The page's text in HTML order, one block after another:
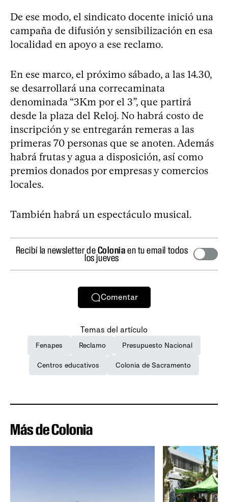
De ese modo, el sindicato docente inició una
campaña de difusión y sensibilización en esa
localidad en apoyo a ese reclamo.
En ese marco, el próximo sábado, a las 14.30,
se desarrollará una correcaminata
denominada “3Km por el 3”, que partirá
desde la plaza del Reloj. No habrá costo de
inscripción y se entregarán remeras a las
primeras 70 personas que se anoten. Además
habrá frutas y agua a disposición, así como
premios donados por empresas y comercios
locales.
También habrá un espectáculo musical.
Recibí la newsletter deColoniaen tu email todos
los jueves
Comentar
Temas del artículo
Fenapes Reclamo Presupuesto Nacional
Centros educativos Colonia de Sacramento
Más de Colonia